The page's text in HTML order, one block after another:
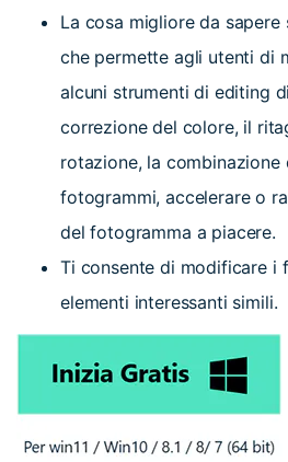
La cosa migliore da
che permette agli utenti di
alcuni strumenti di editing
correzione del colore, il
rotazione, la combinazione
fotogrammi, accelerare o
del fotogramma a piacere.
Ti consente di modificare i
elementi interessanti simili.